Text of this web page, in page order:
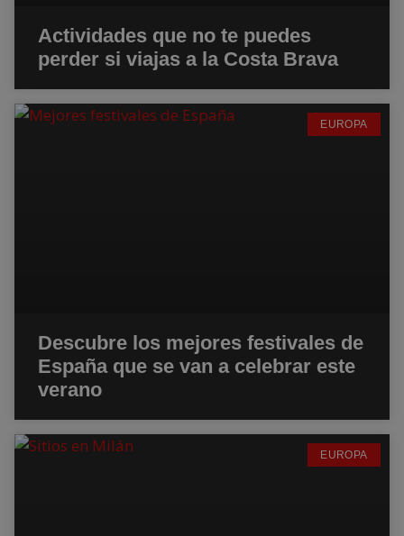
Actividades que no te puedes
perder si viajas a la Costa Brava
EUROPA
Descubre los mejores festivales de
España que se van a celebrar este
verano
EUROPA